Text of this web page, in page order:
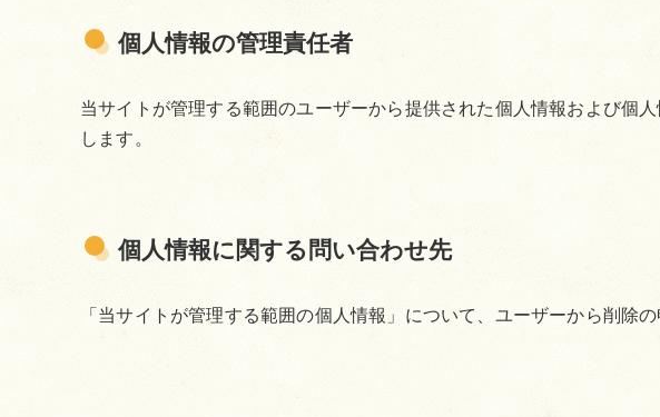
個人情報の管理責任者
当サイトが管理する範囲のユーザーから提供された個人情報および個
します。
個人情報に関する問い合わせ先
「当サイトが管理する範囲の個人情報」について、ユーザーから削除